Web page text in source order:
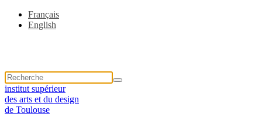
Français
English
institut supérieur
des arts et du design
de Toulouse